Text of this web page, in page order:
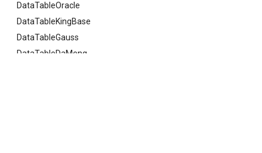
DataTableOracle
DataTableKingBase
DataTableGauss
DataTableDaMeng